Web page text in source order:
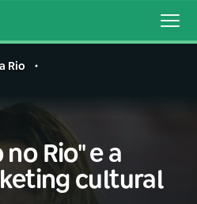
Rio
Rio" e a
cultural